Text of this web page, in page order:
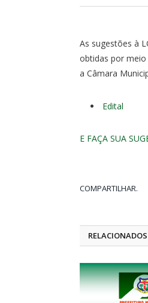
As sugestões à
obtidas por
a Câmara
Edital
E FAÇA SUA
COMPARTILHAR.
RELACIONADOS